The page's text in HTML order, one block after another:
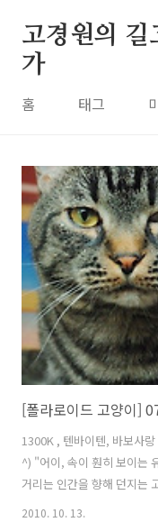
고경원의 길
가
홈 태그
[폴라로이드 고양이]
1300K , 텐바이텐, 바보사
^) "어이, 속이 훤히 보이는
거리는 인간을 향해 던지는
도, 좋아하는 사람 눈엔 귀
2010. 10. 13.